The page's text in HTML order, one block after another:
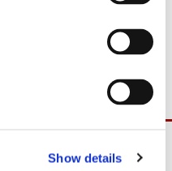
Show details
pressetelefon +45 29